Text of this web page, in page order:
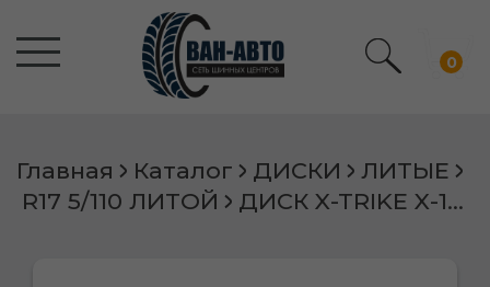
0
Главная Каталог ДИСКИ
ЛИТЫЕ
R17 5/110 ЛИТОЙ
ДИСК X-TRIKE X-136 7,0Х17 5/110 ET37 L65,1 BKFP